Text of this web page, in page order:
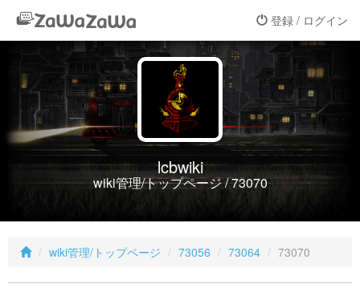
登録 / ログイン
lcbwiki
wiki管理/トップページ / 73070
wiki管理/トップページ 73056 73064 73070